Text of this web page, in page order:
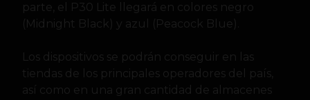
parte, el P30 Lite llegará en colores negro
(Midnight Black) y azul (Peacock Blue).
Los dispositivos se podrán conseguir en las
tiendas de los principales operadores del país,
así como en una gran cantidad de almacenes